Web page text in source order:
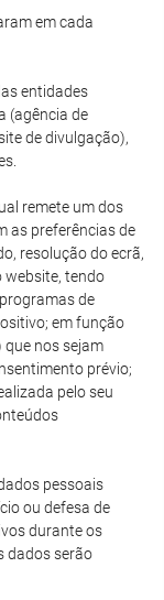
em cada
entidades
(agência de
de divulgação),
remete um dos
as preferências de
resolução do ecrã,
website, tendo
de
em função
nos sejam
prévio;
pelo seu
pessoais
ou defesa de
durante os
dados serão